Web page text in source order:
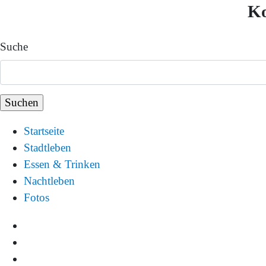
Suche
Startseite
Stadtleben
Essen & Trinken
Nachtleben
Fotos